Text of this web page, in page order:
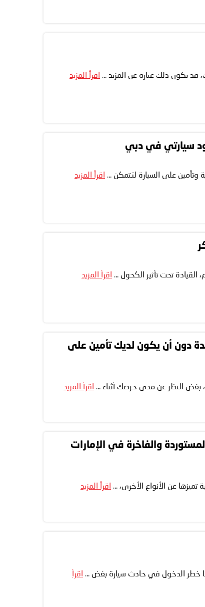
قد يكون ذلك عبارة عن المزيد ... اقرأ المزيد
سيارتي في دبي
وتأمين على السيارة لتتمكن ... اقرأ المزيد
القيادة تحت تأثير الكحول ... اقرأ المزيد
دون أن يكون لديك تأمين على
بغض النظر عن مدى حرصك أثناء ... اقرأ المزيد
والفاخرة في الإمارات
عن الأنواع الأخرى، ... اقرأ المزيد
خطر الدخول في حادث سيارة بغض ... اقرأ